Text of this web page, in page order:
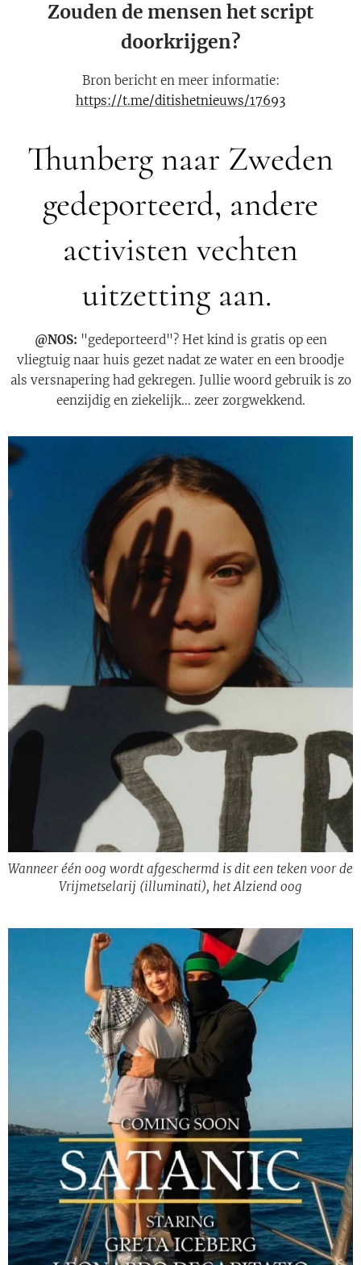
Zouden de mensen het script
doorkrijgen?
Bron bericht en meer informatie:
https://t.me/ditishetnieuws/17693
Thunberg naar Zweden
gedeporteerd, andere
activisten vechten
uitzetting aan.
@NOS: "gedeporteerd"? Het kind is gratis op een
vliegtuig naar huis gezet nadat ze water en een broodje
als versnapering had gekregen. Jullie woord gebruik is zo
eenzijdig en ziekelijk... zeer zorgwekkend.
Wanneer één oog wordt afgeschermd is dit een teken voor de
Vrijmetselarij (illuminati), het Alziend oog